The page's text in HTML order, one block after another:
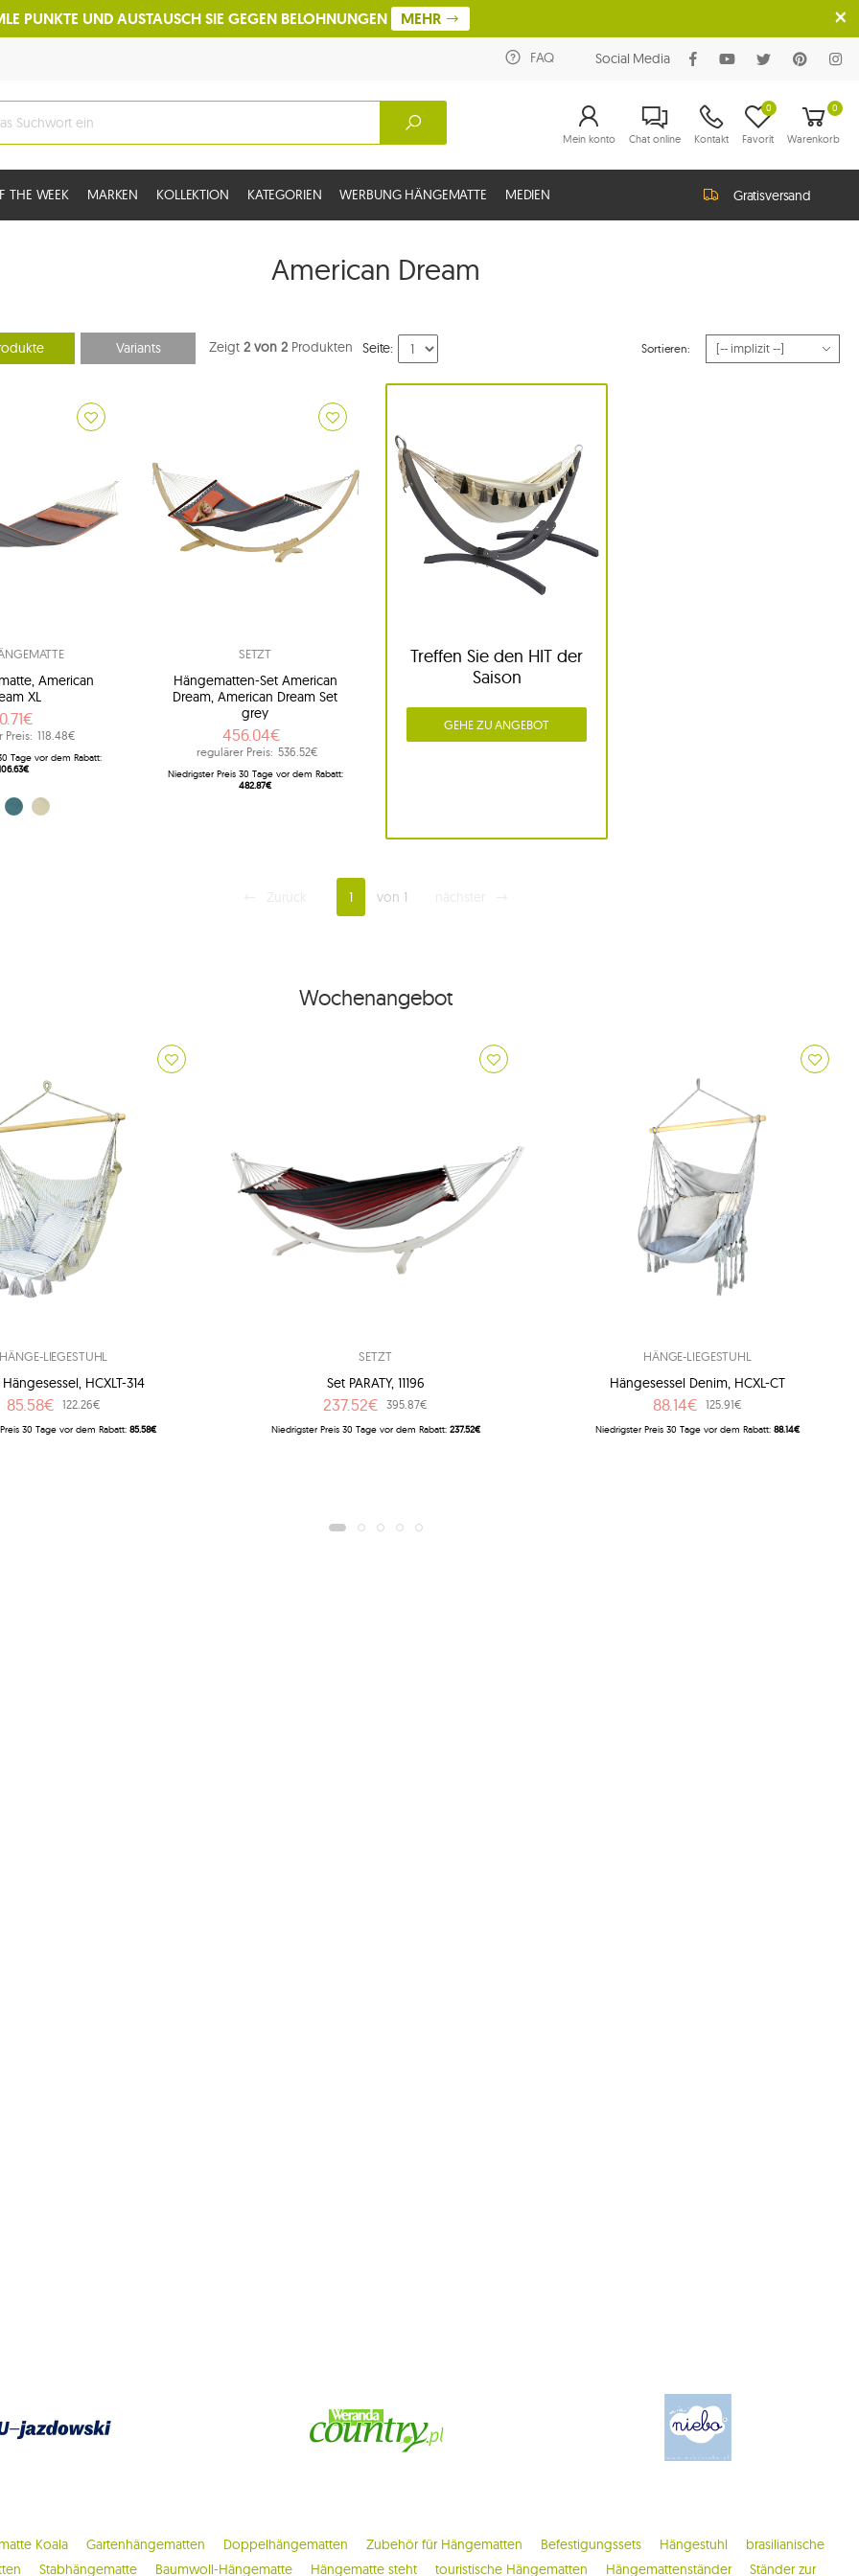
PUNKTE UND AUSTAUSCH SIE GEGEN BELOHNUNGEN MEHR
FAQ Social Media
Mein konto Chat online Kontakt Favorit
0 0
Warenkorb
THE WEEK MARKEN KOLLEKTION KATEGORIEN WERBUNG HÄNGEMATTE MEDIEN Gratisversand
American Dream
Variants Zeigt 2 von 2 Produkten Seite: Sortieren:
American
XL
Preis: 118.48€
Tage vor dem Rabatt:
(Petrol)
Braun (Sand)
SETZT
Hängematten-Set American
Dream, American Dream Set
grey
456.04€
regulärer Preis: 536.52€
Niedrigster Preis 30 Tage vor dem Rabatt:
482.87€
Treffen Sie den HIT der
Saison
GEHE ZU ANGEBOT
1 von 1
Wochenangebot
HÄNGE-LIEGESTUHL
HCXLT-314
85.58€ 122.26€
30 Tage vor dem Rabatt: 85.58€
SETZT
Set PARATY, 11196
237.52€ 395.87€
Niedrigster Preis 30 Tage vor dem Rabatt: 237.52€
HÄNGE-LIEGESTUHL
Hängesessel Denim, HCXL-CT
88.14€ 125.91€
Niedrigster Preis 30 Tage vor dem Rabatt: 88.14€
Koala Gartenhängematten Doppelhängematten Zubehör für Hängematten Befestigungssets Hängestuhl
brasilianische
Stabhängematte Baumwoll-Hängematte Hängematte steht touristische Hängematten Hängemattenständer
Ständer zur